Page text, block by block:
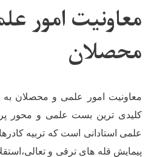
معاونیت امور
محصلان
معاونیت امور علمی و محصلان به
کلیدی ترین بست علمی و محور
علمی استادانی است که تربیه
پیمایش قله های ترقی و